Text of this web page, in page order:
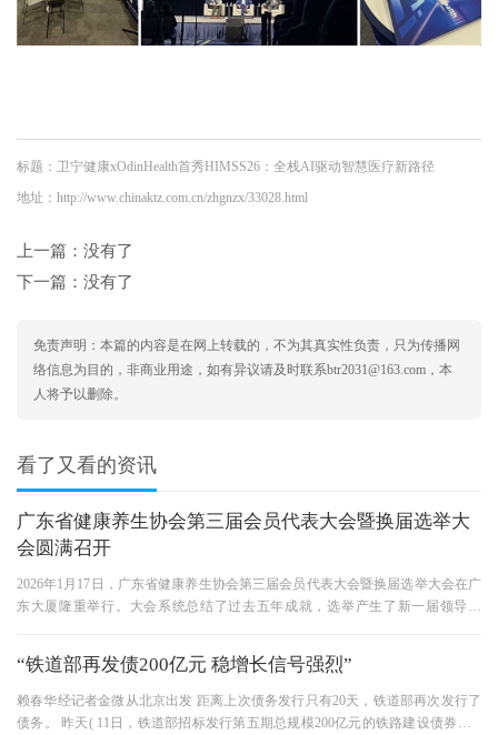
标题：卫宁健康xOdinHealth首秀HIMSS26：全栈AI驱动智慧医疗新路径
地址：http://www.chinaktz.com.cn/zhgnzx/33028.html
上一篇：没有了
下一篇：没有了
免责声明：本篇的内容是在网上转载的，不为其真实性负责，只为传播网
络信息为目的，非商业用途，如有异议请及时联系btr2031@163.com，本
人将予以删除。
看了又看的资讯
广东省健康养生协会第三届会员代表大会暨换届选举大
会圆满召开
2026年1月17日，广东省健康养生协会第三届会员代表大会暨换届选举大会在广
东大厦隆重举行。大会系统总结了过去五年成就，选举产生了新一届领导机
“铁道部再发债200亿元 稳增长信号强烈”
赖春华经记者金微从北京出发 距离上次债务发行只有20天，铁道部再次发行了
债务。 昨天( 11日，铁道部招标发行第五期总规模200亿元的铁路建设债券。 8